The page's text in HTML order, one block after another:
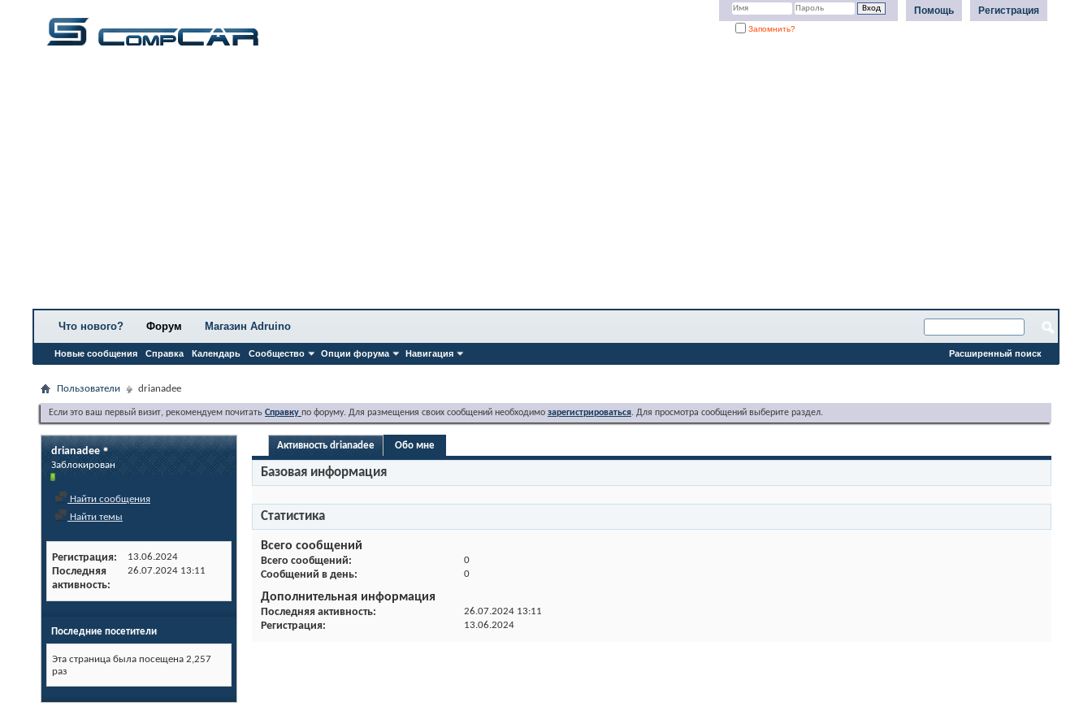
Регистрация
Помощь
Запомнить?
Что нового? Форум
Новые сообщения Справка Календарь Сообщество Опции форума Навигация
Магазин Adruino
Расширенный поиск
Пользователи drianadee
Если это ваш первый визит, рекомендуем почитать Справку по форуму. Для размещения своих сообщений необходимо зарегистрироваться. Для просмотра сообщений выберите раздел.
drianadee
Заблокирован
Найти сообщения
Найти темы
Регистрация 13.06.2024
Последняя
активность
26.07.2024 13:11
Последние посетители
Эта страница была посещена 2,257
раз
Активность drianadee Обо мне
Базовая информация
Статистика
Всего сообщений
Всего сообщений 0
Сообщений в день 0
Дополнительная информация
Последняя активность 26.07.2024 13:11
Регистрация 13.06.2024